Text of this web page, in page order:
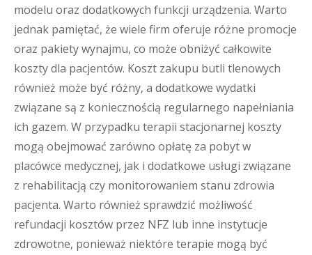
modelu oraz dodatkowych funkcji urządzenia. Warto
jednak pamiętać, że wiele firm oferuje różne promocje
oraz pakiety wynajmu, co może obniżyć całkowite
koszty dla pacjentów. Koszt zakupu butli tlenowych
również może być różny, a dodatkowe wydatki
związane są z koniecznością regularnego napełniania
ich gazem. W przypadku terapii stacjonarnej koszty
mogą obejmować zarówno opłatę za pobyt w
placówce medycznej, jak i dodatkowe usługi związane
z rehabilitacją czy monitorowaniem stanu zdrowia
pacjenta. Warto również sprawdzić możliwość
refundacji kosztów przez NFZ lub inne instytucje
zdrowotne, ponieważ niektóre terapie mogą być